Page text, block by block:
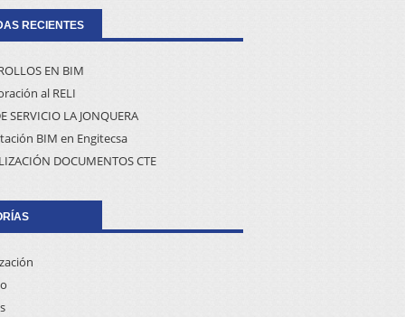
RECIENTES
EN BIM
al RELI
SERVICIO LA JONQUERA
BIM en Engitecsa
DOCUMENTOS CTE